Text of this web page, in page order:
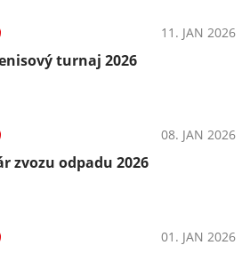
11. JAN 2026
turnaj 2026
08. JAN 2026
zvozu odpadu 2026
01. JAN 2026